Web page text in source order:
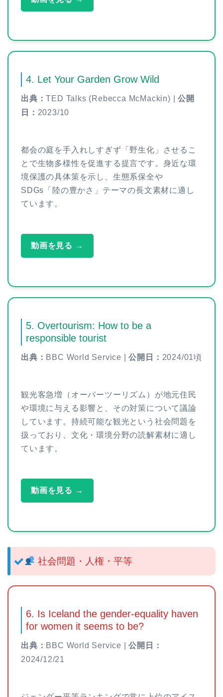
4. Let Your Garden Grow Wild
出典：TED Talks (Rebecca McMackin) |公開
日： 2023/10
都会の庭を手入れしすぎず「野生化」させるこ
とで生物多様性を促進する提言です。身近な環
境保護の具体策を示し、生態系保全や
SDGs「陸の豊かさ」テーマの長文素材に適し
ています。
動画を見る →
5. Overtourism: How to be a
responsible tourist
出典： BBC World Service |公開日： 2024/01頃
観光客急増（オーバーツーリズム）が地元住民
や環境に与える影響と、その対策について議論
しています。持続可能な観光という社会問題を
扱っており、文化・環境分野の読解素材に適し
ています。
動画を見る →
社会問題・人権・平等
6. Is Iceland the gender-equality haven
for women it seems to be?
出典： BBC World Service |公開日：
2024/12/21